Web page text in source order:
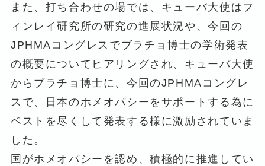
また、打ち合わせの場では、キューバ大使はフ
ィンレイ研究所の研究の進展状況や、今回の
JPHMAコングレスでブラチョ博士の学術発表
の概要についてヒアリングされ、キューバ大使
からブラチョ博士に、今回のJPHMAコングレ
スで、日本のホメオパシーをサポートする為に
ベストを尽くして発表する様に激励されていま
した。
国がホメオパシーを認め、積極的に推進してい